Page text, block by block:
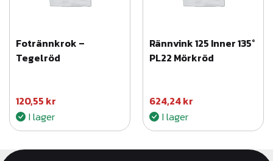
Fotrännkrok –
Tegelröd
120,55 kr
I lager
Rännvink 125 Inner 135°
PL22 Mörkröd
624,24kr
I lager